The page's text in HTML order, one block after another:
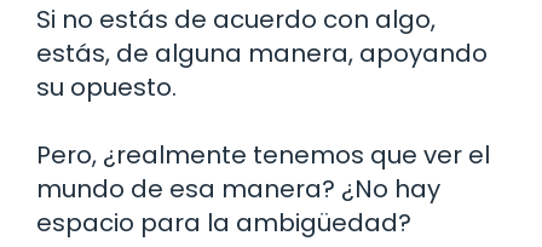
Si no estás de acuerdo con algo,
estás, de alguna manera, apoyando
su opuesto.
Pero, ¿realmente tenemos que ver el
mundo de esa manera? ¿No hay
espacio para la ambigüedad?